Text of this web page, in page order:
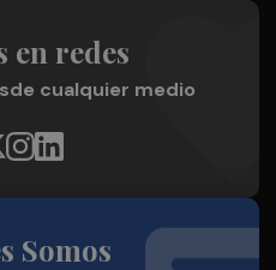
en redes
cualquier medio
Somos